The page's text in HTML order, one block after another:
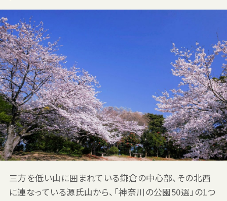
三方を低い山に囲まれている鎌倉の中心部、その北西
に連なっている源氏山から、「神奈川の公園50選」の1つ